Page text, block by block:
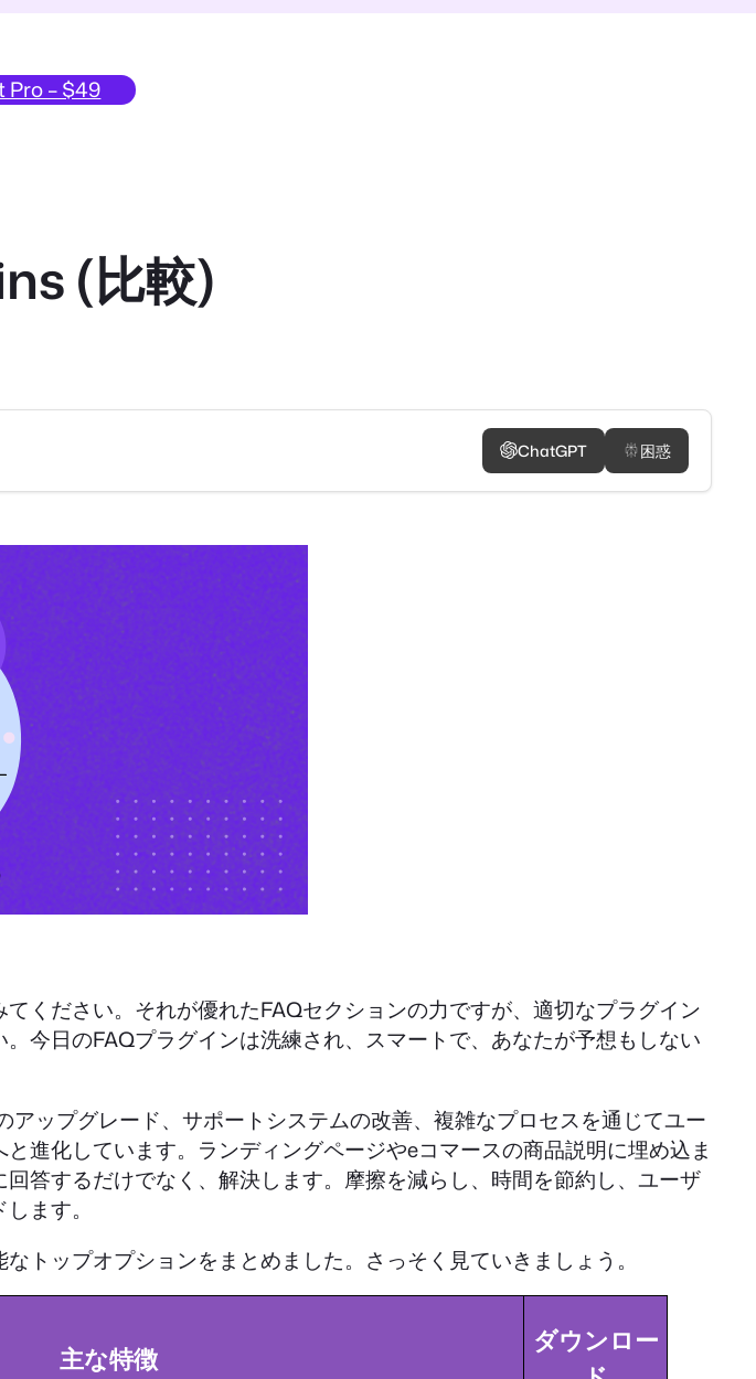
Pro – $49
(比較)
ChatGPT 困惑
ください。それが優れたFAQセクションの力ですが、適切なプラグイン
今日のFAQプラグインは洗練され、スマートで、あなたが予想もしない
ップグレード、サポートシステムの改善、複雑なプロセスを通じてユー
進化しています。ランディングページやeコマースの商品説明に埋め込ま
答するだけでなく、解決します。摩擦を減らし、時間を節約し、ユーザ
ます。
トップオプションをまとめました。さっそく見ていきましょう。
主な特徴
ダウンロー